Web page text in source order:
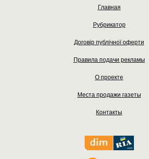
Главная
Рубрикатор
Договір публічної оферти
Правила подачи рекламы
О проекте
Места продажи газеты
Контакты